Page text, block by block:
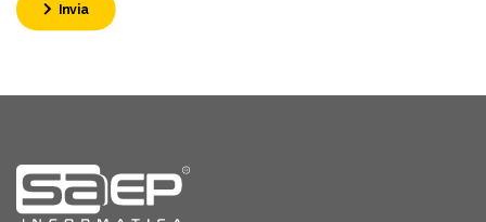
Invia